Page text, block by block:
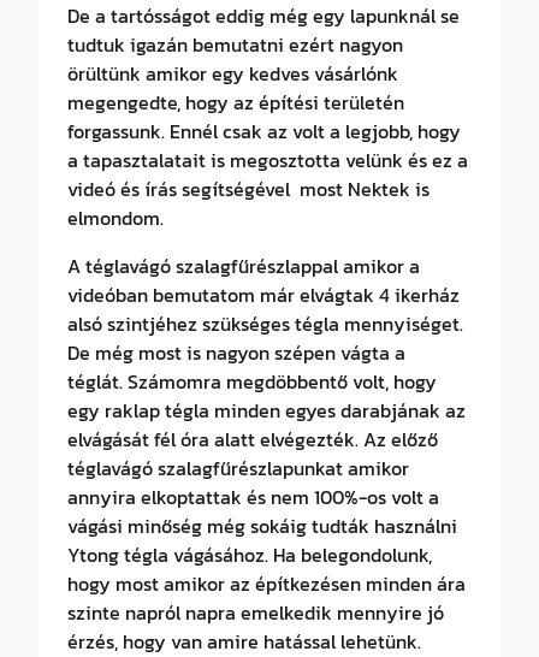
De a tartósságot eddig még egy lapunknál se
tudtuk igazán bemutatni ezért nagyon
örültünk amikor egy kedves vásárlónk
megengedte, hogy az építési területén
forgassunk. Ennél csak az volt a legjobb, hogy
a tapasztalatait is megosztotta velünk és ez a
videó és írás segítségével most Nektek is
elmondom.
A téglavágó szalagfűrészlappal amikor a
videóban bemutatom már elvágtak 4 ikerház
alsó szintjéhez szükséges tégla mennyiséget.
De még most is nagyon szépen vágta a
téglát. Számomra megdöbbentő volt, hogy
egy raklap tégla minden egyes darabjának az
elvágását fél óra alatt elvégezték. Az előző
téglavágó szalagfűrészlapunkat amikor
annyira elkoptattak és nem 100%-os volt a
vágási minőség még sokáig tudták használni
Ytong tégla vágásához. Ha belegondolunk,
hogy most amikor az építkezésen minden ára
szinte napról napra emelkedik mennyire jó
érzés, hogy van amire hatással lehetünk.